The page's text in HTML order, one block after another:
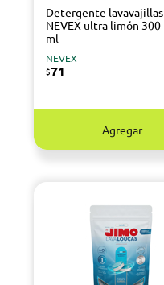
Detergente lavavajillas
NEVEX ultra limón 300
ml
NEVEX
$71
Agregar